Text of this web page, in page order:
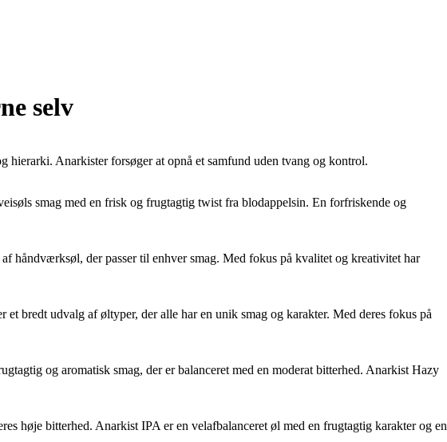
selv
Anarkister forsøger at opnå et samfund uden tvang og kontrol.
smag med en frisk og frugtagtig twist fra blodappelsin. En forfriskende og
håndværksøl, der passer til enhver smag. Med fokus på kvalitet og kreativitet har
bredt udvalg af øltyper, der alle har en unik smag og karakter. Med deres fokus på
og aromatisk smag, der er balanceret med en moderat bitterhed. Anarkist Hazy
høje bitterhed. Anarkist IPA er en velafbalanceret øl med en frugtagtig karakter og en